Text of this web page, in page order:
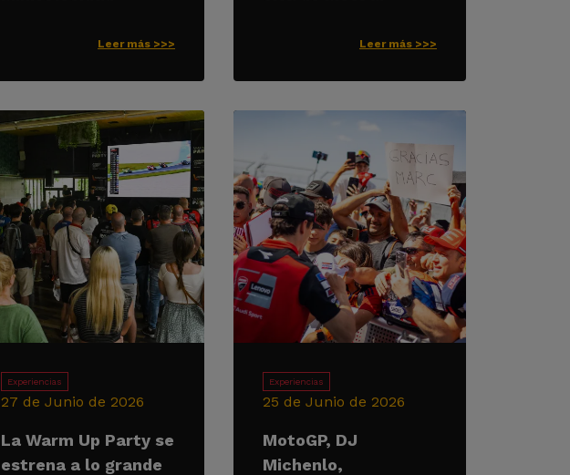
Leer más >>> Leer más >>>
Experiencias
27 de Junio de 2026
La Warm Up Party se
estrena a lo grande
Experiencias
25 de Junio de 2026
MotoGP, DJ
Michenlo,